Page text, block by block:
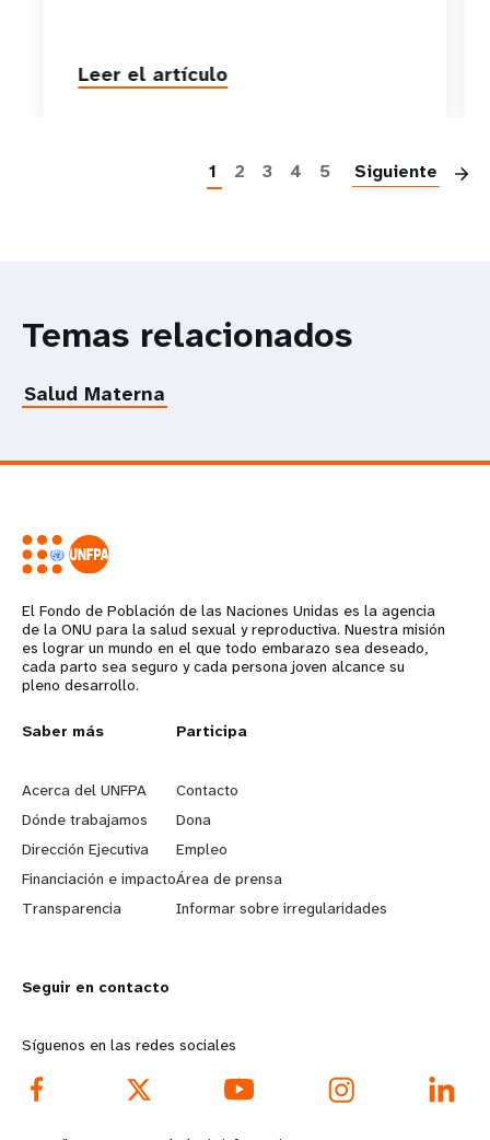
Leer el artículo
1 2 3 4 5 Siguiente
Temas relacionados
Salud Materna
El Fondo de Población de las Naciones Unidas es la agencia
de la ONU para la salud sexual y reproductiva. Nuestra misión
es lograr un mundo en el que todo embarazo sea deseado,
cada parto sea seguro y cada persona joven alcance su
pleno desarrollo.
L
e
a
r
n
o
r
e
Saber más
Acerca del UNFPA
Dónde trabajamos
Dirección Ejecutiva
Financiación e impacto
Transparencia
G
o
b
e
y
d
Participa
Contacto
Dona
Empleo
Área de prensa
Informar sobre irregularidades
Seguir en contacto
Síguenos en las redes sociales